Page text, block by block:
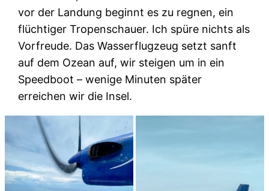
vor der Landung beginnt es zu regnen, ein
flüchtiger Tropenschauer. Ich spüre nichts als
Vorfreude. Das Wasserflugzeug setzt sanft
auf dem Ozean auf, wir steigen um in ein
Speedboot – wenige Minuten später
erreichen wir die Insel.